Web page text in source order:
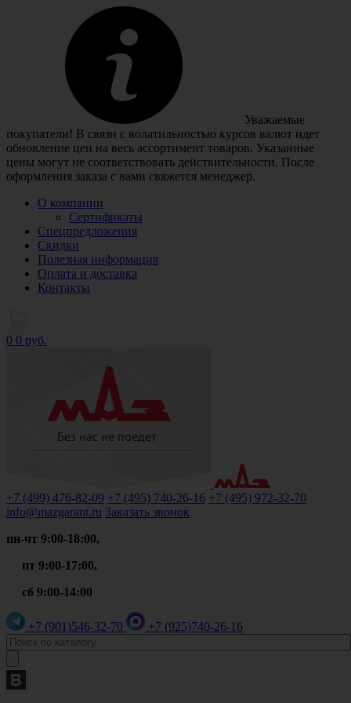
Уважаемые
покупатели! В связи с волатильностью курсов валют идет
обновление цен на весь ассортимент товаров. Указанные
цены могут не соответствовать действительности. После
оформления заказа с вами свяжется менеджер.
О компании
Сертификаты
Спецпредложения
Скидки
Полезная информация
Оплата и доставка
Контакты
0 0 руб.
+7 (499) 476-82-09 +7 (495) 740-26-16 +7 (495) 972-32-70
info@mazgarant.ru Заказать звонок
пн-чт 9:00-18:00,
пт 9:00-17:00,
сб 9:00-14:00
+7 (901)546-32-70 +7 (925)740-26-16